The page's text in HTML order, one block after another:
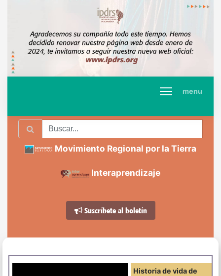
menu
Movimiento Regional por la Tierra
Interaprendizaje
Suscríbete al boletín
Historia de vida de